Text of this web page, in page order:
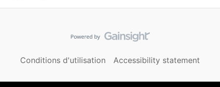
Conditions d'utilisation Accessibility statement